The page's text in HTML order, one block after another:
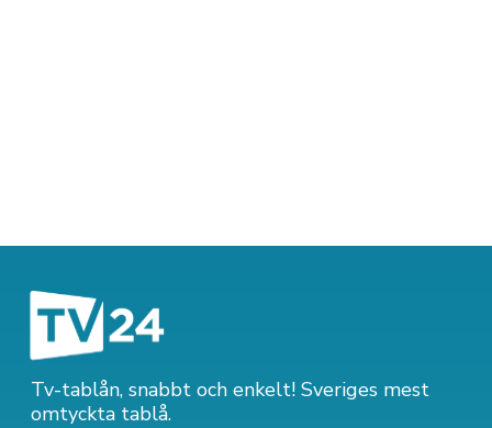
Tv-tablån, snabbt och enkelt! Sveriges mest
omtyckta tablå.